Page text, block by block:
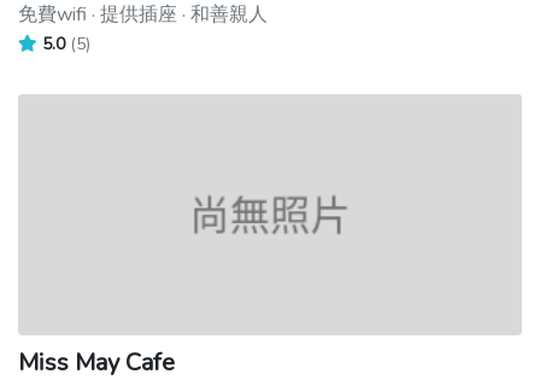
免費wifi · 提供插座 · 和善親人
5.0 (5)
Miss May Cafe